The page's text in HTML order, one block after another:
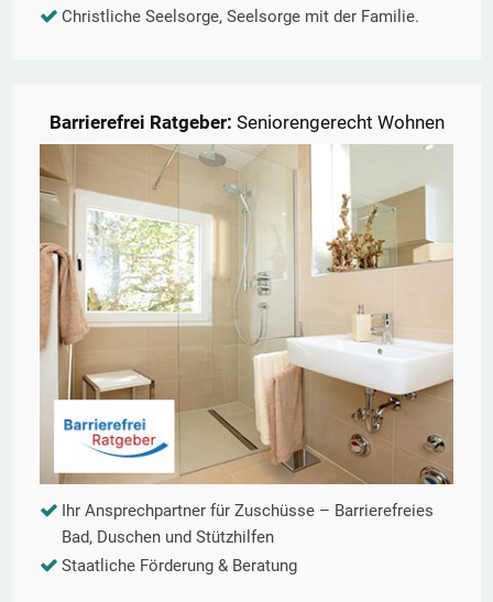
Christliche Seelsorge, Seelsorge mit der Familie.
Barrierefrei Ratgeber: Seniorengerecht Wohnen
Ihr Ansprechpartner für Zuschüsse – Barrierefreies
Bad, Duschen und Stützhilfen
Staatliche Förderung & Beratung